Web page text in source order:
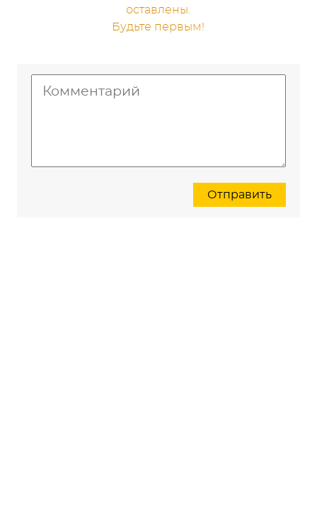
оставлены.
Будьте первым!
Отправить